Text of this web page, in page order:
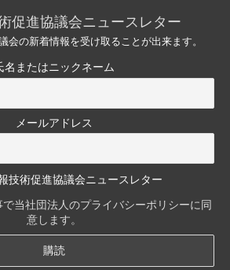
促進協議会ニュースレター
会の新着情報を受け取ることが出来ます。
名またはニックネーム
メールアドレス
技術促進協議会ニュースレター
当社団法人のプライバシーポリシーに同
意します。